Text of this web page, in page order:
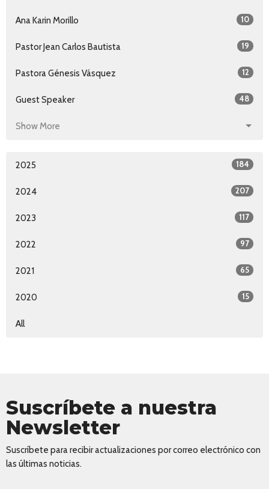
Ana Karin Morillo 10
Pastor Jean Carlos Bautista 19
Pastora Génesis Vásquez 12
Guest Speaker 48
Show More
2025 184
2024 207
2023 117
2022 97
2021 65
2020 15
All
Suscríbete a nuestra
Newsletter
Suscríbete para recibir actualizaciones por correo electrónico con
las últimas noticias.